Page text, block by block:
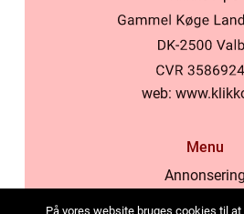
web:
Menu
Annonsering
På vores website bruges cookies til